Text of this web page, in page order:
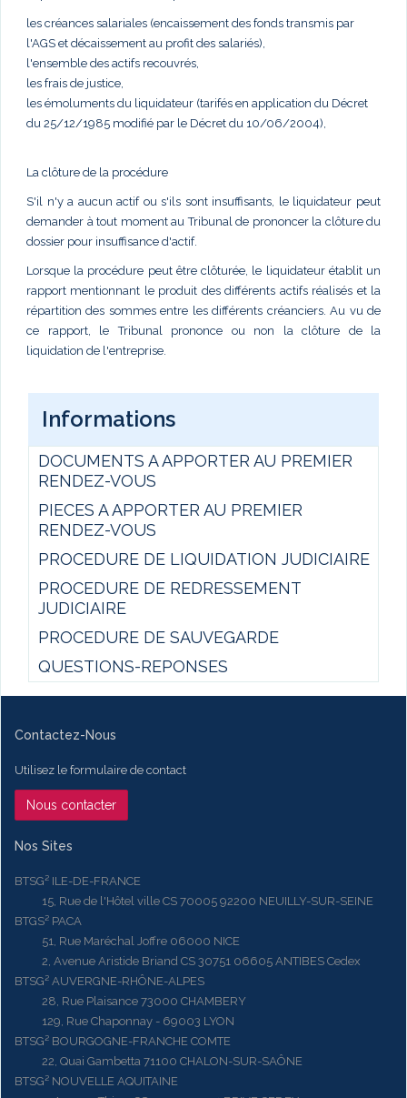
les créances salariales (encaissement des fonds transmis par
l'AGS et décaissement au profit des salariés),
l'ensemble des actifs recouvrés,
les frais de justice,
les émoluments du liquidateur (tarifés en application du Décret
du 25/12/1985 modifié par le Décret du 10/06/2004),
La clôture de la procédure
S'il n'y a aucun actif ou s'ils sont insuffisants, le liquidateur peut
demander à tout moment au Tribunal de prononcer la clôture du
dossier pour insuffisance d'actif.
Lorsque la procédure peut être clôturée, le liquidateur établit un
rapport mentionnant le produit des différents actifs réalisés et la
répartition des sommes entre les différents créanciers. Au vu de
ce rapport, le Tribunal prononce ou non la clôture de la
liquidation de l'entreprise.
Informations
DOCUMENTS A APPORTER AU PREMIER
RENDEZ-VOUS
PIECES A APPORTER AU PREMIER
RENDEZ-VOUS
PROCEDURE DE LIQUIDATION JUDICIAIRE
PROCEDURE DE REDRESSEMENT
JUDICIAIRE
PROCEDURE DE SAUVEGARDE
QUESTIONS-REPONSES
Contactez-Nous
Utilisez le formulaire de contact
Nous contacter
Nos Sites
BTSG² ILE-DE-FRANCE
15, Rue de l'Hôtel ville CS 70005 92200 NEUILLY-SUR-SEINE
BTGS² PACA
51, Rue Maréchal Joffre 06000 NICE
2, Avenue Aristide Briand CS 30751 06605 ANTIBES Cedex
BTSG² AUVERGNE-RHÔNE-ALPES
28, Rue Plaisance 73000 CHAMBERY
129, Rue Chaponnay - 69003 LYON
BTSG² BOURGOGNE-FRANCHE COMTE
22, Quai Gambetta 71100 CHALON-SUR-SAÔNE
BTSG² NOUVELLE AQUITAINE